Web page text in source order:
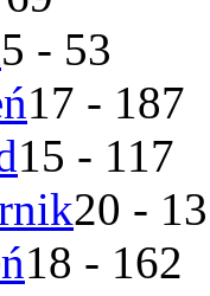
5 - 53
17 - 187
15 - 117
20 -
18 - 162